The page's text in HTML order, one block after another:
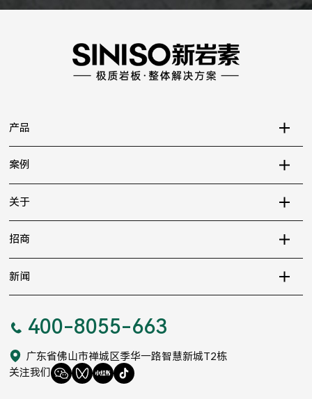
产品
案例
关于
招商
新闻
400-8055-663
广东省佛山市禅城区季华一路智慧新城T2栋
关注我们